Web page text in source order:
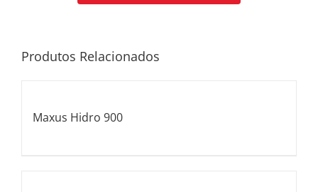
Produtos Relacionados
Maxus Hidro 900